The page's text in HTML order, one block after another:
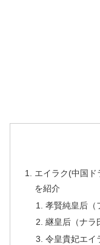
エイラク(中国ド
を紹介
孝賢純皇后（
継皇后（ナラ
令皇貴妃エイ